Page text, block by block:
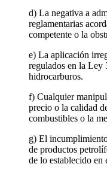
d) La negativa a
reglamentarias
competente o la
e) La aplicación
regulados en la Ley
hidrocarburos.
f) Cualquier
precio o la calidad
combustibles o la
g) El
de productos
de lo establecido en